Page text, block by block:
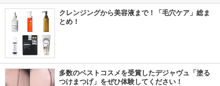
クレンジングから美容液まで！「毛穴ケア」総ま
とめ！
多数のベストコスメを受賞したデジャヴュ「塗る
つけまつげ」をぜひ体験してください！